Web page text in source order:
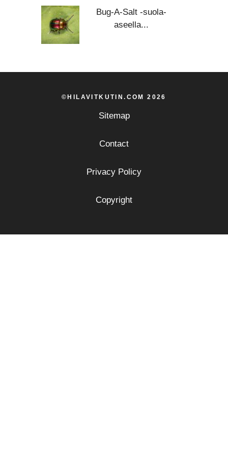
Bug-A-Salt -suola-
aseella...
©HILAVITKUTIN.COM 2026
Sitemap
Contact
Privacy Policy
Copyright